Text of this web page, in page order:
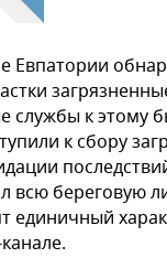
Евпатории
службы к этому
к сбору
всю береговую
единичный